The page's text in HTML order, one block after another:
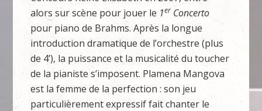
alors sur scène pour jouer le 1er Concerto
pour piano de Brahms. Après la longue
introduction dramatique de l’orchestre (plus
de 4’), la puissance et la musicalité du toucher
de la pianiste s’imposent. Plamena Mangova
est la femme de la perfection : son jeu
particulièrement expressif fait chanter le